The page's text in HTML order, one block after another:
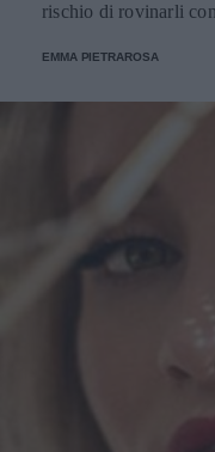
rischio di rovinarli
EMMA PIETRAROSA